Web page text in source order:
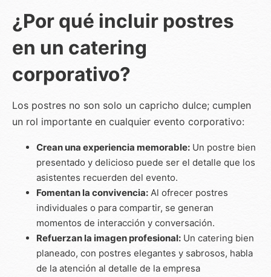
¿Por qué incluir postres
en un catering
corporativo?
Los postres no son solo un capricho dulce; cumplen
un rol importante en cualquier evento corporativo:
Crean una experiencia memorable: Un postre bien
presentado y delicioso puede ser el detalle que los
asistentes recuerden del evento.
Fomentan la convivencia: Al ofrecer postres
individuales o para compartir, se generan
momentos de interacción y conversación.
Refuerzan la imagen profesional: Un catering bien
planeado, con postres elegantes y sabrosos, habla
de la atención al detalle de la empresa